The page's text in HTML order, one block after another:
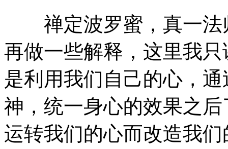
禅定波罗蜜，真一法
再做一些解释，这里我
是利用我们自己的心，
神，统一身心的效果之
运转我们的心而改造我